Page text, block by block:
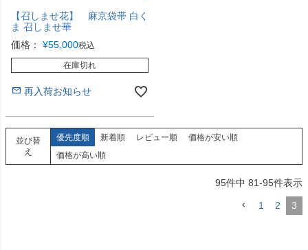
【召しませ花】 麻京袋帯 白く
ま 召しませ華
価格：
¥55,000税込
在庫切れ
再入荷お知らせ
並び替
え
優先度順 新着順 レビュー順
価格が安い順
価格が高い順
95件中 81-95件表示
1 2 3